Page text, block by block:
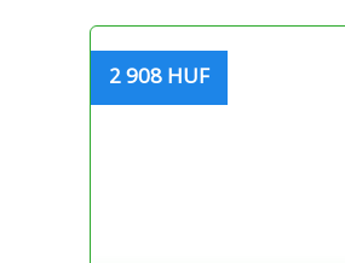
2 908 HUF